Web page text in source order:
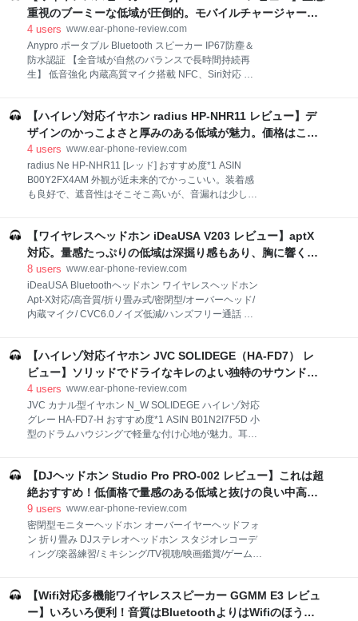
やかで広く高い中高域が魅力
付属品はイヤーピースの替え、携行ケース。ケーブル
のタッチノイズはほとんどない。 【２】音質 低価格で
はかなり秀逸な透明感のある音が魅力的。清涼感があ
り、突き抜け感もあってなめらかさもある音色は弦楽
をのびやかで豊かに、ボーカルを艶やかに表現する。
奥行き感もよく出る。 ［高音］：透明感があり、突き
抜けも良い（秦基博「水彩の月」、井口裕香「Hey
World」、多田葵「灼け落ちな
重視のブーミーな低域が圧倒的。モバイルチャージャー機
能付き - audio-sound @ hatena
4 users www.ear-phone-review.com
Anypro ポータブル Bluetooth スピーカー IP67防塵＆
防水認証 【全音域が自然のバランスで長時間持続再
生】 低音強化 内蔵高質マイク搭載 NFC、Siri対応 デ
スピーカー。ラバー加工されて防水性も高いので持ち
運びにも向く。 aptXには対応しない。通信性能は安定
しており、遅延もないので動画鑑賞も問題ない。
【１】外観・インターフェース・付属品 付属品は日本
語含む多言語マニュアルとAUXケーブル、USB充電ケ
ーブル。 操作パネルインターフェースは本体上面に、
で、モバイルバッテリーの代替もできることだ。
【２】音質 ※このスピーカーはBTワイヤレスとAUXワ
【ハイレゾ対応イヤホン radius HP-NHR11 レビュー】デ
ザインのかっこよさと厚みのある低域が魅力。価格はこな
れているのでコスパ安定 - audio-sound @ hatena
4 users www.ear-phone-review.com
radius Ne HP-NHR11 [レッド] おすすめ度*1 ASIN
B00Y2FX4AM 外観が近未来的でかっこいい。装着感
も良好で、遮音性はそこそこ高いが、音漏れは少しだ
は少しある。 【２】音質 低域が強めだが、深掘りされ
る音で中高域を邪魔しにくい。ただ量感と厚みがあっ
て支配的になりやすいので、曲によっては高域を若干
阻害するところはある。中域は広く豊かで、とくに弦
楽ののびやかさに妙味がある。アタック感はそれほど
強くなく、どちらかというと重厚スタンスのゆったり
World」、多田葵「灼け落ちない翼」でテスト） ［中
音］：弦楽に妙味あり。ほどよく広い。 ［低音］：膜
を張るような深みのあるブーミー
【ワイヤレスヘッドホン iDeaUSA V203 レビュー】aptX
対応。量感たっぷりの低域は深掘り感もあり、胸に響く。
- audio-sound @ hatena
8 users www.ear-phone-review.com
iDeaUSA Bluetoothヘッドホン ワイヤレスヘッドホン
Apt-X対応/高音質/折り畳み式/密閉型/オーバーヘッド/
内蔵マイク/ CVC6.0ノイズ低減/ハンズフリー通話 お
装着感もかっちり頭に嵌まり、ずれるところはない。
ただ長時間使用ではやや耳が痛む。ヘッドバンドは折
りたたみできて携行も可能だ。この点、V202よりは使
い勝手が良い。低域に量感があるせいか遮音性は思い
の外高く、音楽再生中は環境音はほぼ聞こえない。音
漏れは若干目立つ。 aptX対応。通信性能はかなり安定
充電用USBケーブル、AUXケーブル、携行ポーチ、説
明書。説明書は日本語対応。 【２】音質 音質的には
【ハイレゾ対応イヤホン JVC SOLIDEGE（HA-FD7） レ
ビュー】ソリッドでドライなキレのよい独特のサウンドが
中毒的。塩味のあるサラダ味 - audio-sound @ hatena
4 users www.ear-phone-review.com
JVC カナル型イヤホン N_W SOLIDEGE ハイレゾ対応
グレー HA-FD7-H おすすめ度*1 ASIN B01N2I7F5D 小
型のドラムハウジングで軽量な付け心地が魅力。耳へ
やシャリシャリとした感じが強く、不快音として聞こ
えやすいので、思いのほか目立つかもしれない。
【１】外観・インターフェース・付属品 付属品はイヤ
ーピースの替え、携行ケース。ケーブルのタッチノイ
ズは少しある。 【２】音質 独特のソリッド感の強い音
質は好みを分けるだろう。音の表面を若干粗挽きにし
く、サラサラな音というとわかりやすいだろうか。た
とえばギター音にはエッジが感じられ、キレが明確に
【DJヘッドホン Studio Pro PRO-002 レビュー】これは超
絶おすすめ！低価格で量感のある低域と抜けの良い中高域
を味わえる - audio-sound @ hatena
9 users www.ear-phone-review.com
密閉型モニターヘッドホン オーバーイヤーヘッドフォ
ン 折り畳み DJステレオヘッドホン スタジオレコーデ
ィング/楽器練習/ミキシング/TV視聴/映画鑑賞/ゲームな
なヘッドホン。密閉型だが、遮音性はそれほどでもな
く、周囲の音は聞こえるが、音楽を再生すると強い低
【Wifi対応多機能ワイヤレススピーカー GGMM E3 レビュ
ー】いろいろ便利！音質はBluetoothよりはWifiのほうが